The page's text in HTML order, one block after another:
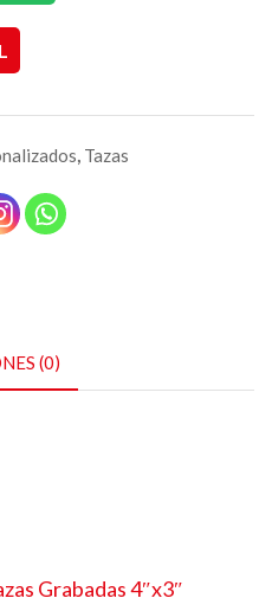
, Tazas
(0)
Grabadas4″x3″